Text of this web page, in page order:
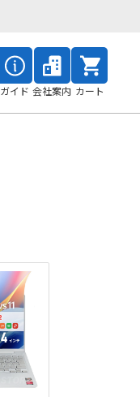
ガイド 会社案内 カート